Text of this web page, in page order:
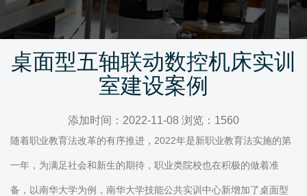
桌面型五轴联动数控机床实训
室建设案例
添加时间：2022-11-08 浏览：1560
随着职业教育法改革的有序推进，2022年是新职业教育法实施的第
一年，为满足社会和新生的期待，职业类院校也在积极的做着准
备，以南华大学为例，南华大学技能公共实训中心新增加了桌面型